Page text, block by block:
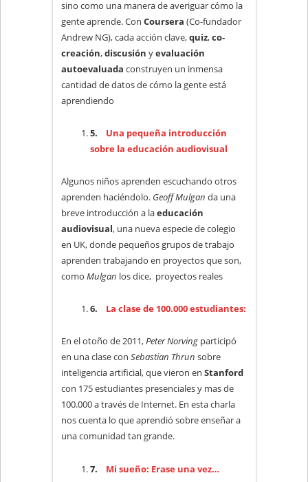
sino como una manera de averiguar cómo la
gente aprende. Con Coursera (Co-fundador
Andrew NG), cada acción clave,quiz,co-
creación,discusión yevaluación
autoevaluada construyen un inmensa
cantidad de datos de cómo la gente está
aprendiendo
5. Una pequeña introducción
sobre la educación audiovisual
Algunos niños aprenden escuchando otros
aprenden haciéndolo. Geoff Mulgan da una
breve introducción a laeducación
audiovisual, una nueva especie de colegio
en UK, donde pequeños grupos de trabajo
aprenden trabajando en proyectos que son,
como Mulgan los dice, proyectos reales
6. La clase de 100.000 estudiantes:
En el otoño de 2011,Peter Norvingparticipó
en una clase con Sebastian Thrun sobre
inteligencia artificial, que vieron en Stanford
con 175 estudiantes presenciales y mas de
100.000 a través de Internet. En esta charla
nos cuenta lo que aprendió sobre enseñar a
una comunidad tan grande.
7. Mi sueño: Erase una vez…